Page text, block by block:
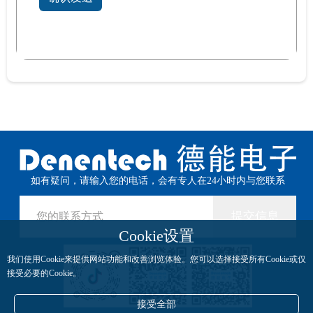
Cookie设置
我们使用Cookie来提供网站功能和改善浏览体验。您可以选择接受所有Cookie或仅
接受必要的Cookie。
接受全部
如有疑问，请输入您的电话，会有专人在24小时内与您联系